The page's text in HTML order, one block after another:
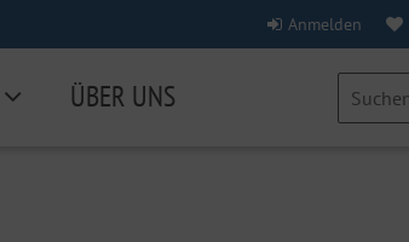
Anmelden
ÜBER UNS